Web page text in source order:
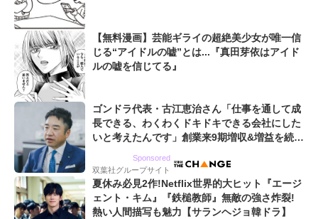
【無料漫画】芸能ギライの超絶美少女が唯一信
じる“アイドルの嘘”とは...『真田芽依はアイド
ルの嘘を信じてる』
ゴンドラ代表・古江恵治さん「仕事を通して成
長できる、わくわくドキドキできる会社にした
いと考えたんです」創業来9期増収&増益を続け
Sponsored
双葉社グループサイト
夏休み必見2作!Netflix世界的大ヒット『エージ
ェント・キム』『鉄槌教師』無敵の強さ炸裂!
熱い人間描写も魅力【サランヘジョ韓ドラ】